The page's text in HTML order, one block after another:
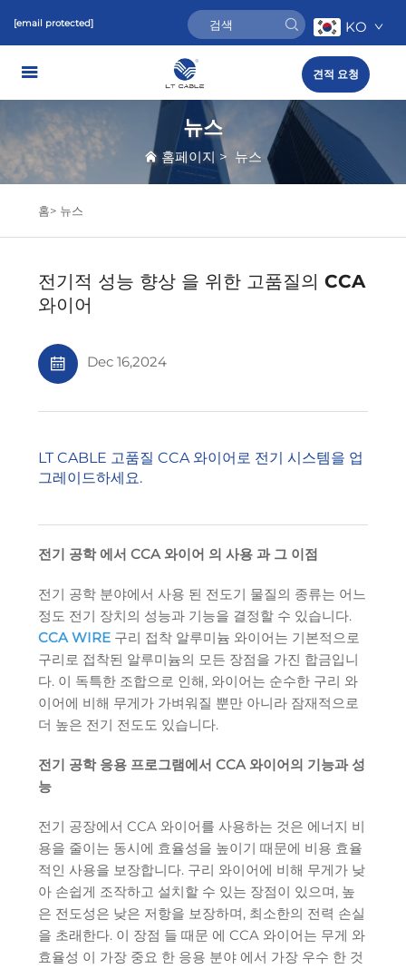
[email protected] KO
견적 요청
뉴스
홈페이지 > 뉴스
홈> 뉴스
전기적 성능 향상 을 위한 고품질의 CCA
와이어
Dec 16,2024
LT CABLE 고품질 CCA 와이어로 전기 시스템을 업
그레이드하세요.
전기 공학 에서 CCA 와이어 의 사용 과 그 이점
전기 공학 분야에서 사용 된 전도기 물질의 종류는 어느
정도 전기 장치의 성능과 기능을 결정할 수 있습니다.
CCA WIRE 구리 접착 알루미늄 와이어는 기본적으로
구리로 접착된 알루미늄의 모든 장점을 가진 합금입니
다. 이 독특한 조합으로 인해, 와이어는 순수한 구리 와
이어에 비해 무게가 가벼워질 뿐만 아니라 잠재적으로
더 높은 전기 전도도 있습니다.
전기 공학 응용 프로그램에서 CCA 와이어의 기능과 성
능
전기 공장에서 CCA 와이어를 사용하는 것은 에너지 비
용을 줄이는 동시에 효율성을 높이기 때문에 비용 효율
적인 사용을 보장합니다. 구리 와이어에 비해 무게가 낮
아 손쉽게 조작하고 설치할 수 있는 장점이 있으며, 높
은 전도성은 낮은 저항을 보장하며, 최소한의 전력 손실
을 초래한다. 이 장점 들 때문 에 CCA 와이어는 무게 와
효율성 이 가장 중요 한 응용 분야 에서 가장 우수 한 것